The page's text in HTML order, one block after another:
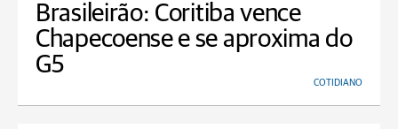
Brasileirão: Coritiba vence
Chapecoense e se aproxima do
G5
COTIDIANO